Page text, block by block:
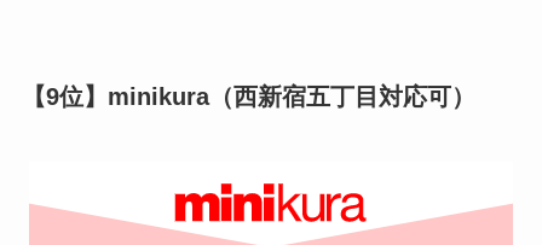
【9位】minikura（西新宿五丁目対応可）